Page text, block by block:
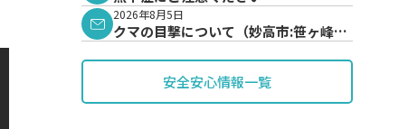
2026年8月5日
クマの目撃について（妙高市:笹ヶ峰地
安全安心情報一覧